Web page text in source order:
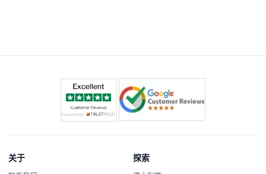
关于 探索